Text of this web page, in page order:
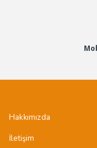
Hakkımızda
İletişim